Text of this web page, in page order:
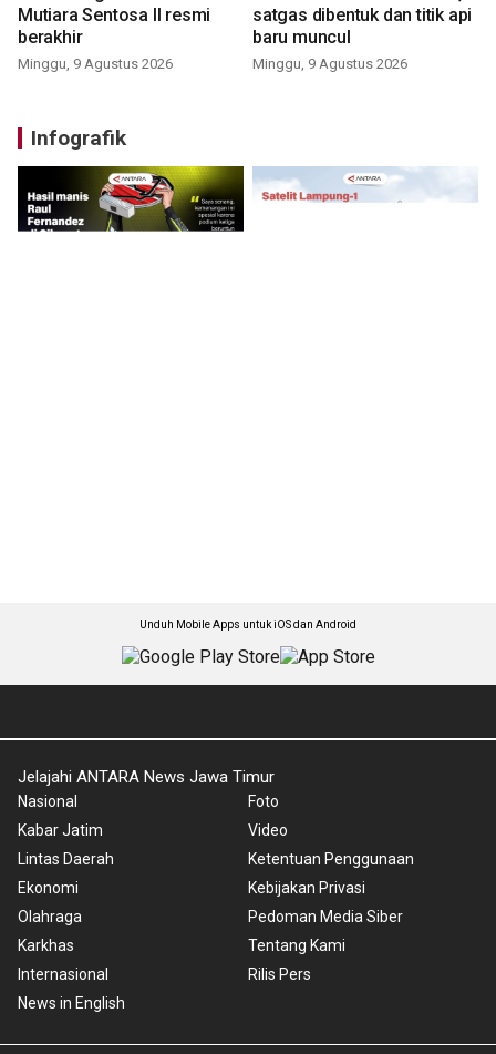
Mutiara Sentosa II resmi
berakhir
Minggu, 9 Agustus 2026
satgas dibentuk dan titik api
baru muncul
Minggu, 9 Agustus 2026
Infografik
Unduh Mobile Apps untuk iOS dan Android
Jelajahi ANTARA News Jawa Timur
Nasional
Kabar Jatim
Lintas Daerah
Ekonomi
Olahraga
Karkhas
Internasional
News in English
Foto
Video
Ketentuan Penggunaan
Kebijakan Privasi
Pedoman Media Siber
Tentang Kami
Rilis Pers